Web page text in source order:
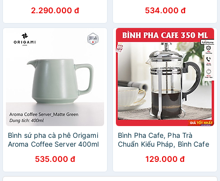
lần) Hàng chính hãng
2.290.000 đ 534.000 đ
Bình sứ pha cà phê Origami
Aroma Coffee Server 400ml
535.000 đ
Bình Pha Cafe, Pha Trà
Chuẩn Kiểu Pháp, Bình Cafe
129.000 đ